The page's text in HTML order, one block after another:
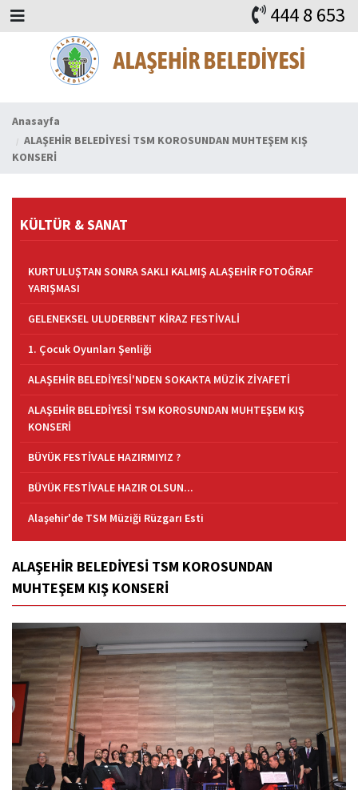
444 8 653
BAŞKAN
ALAŞEHİR
HABERLER
İHALELER
DUYURULAR
KURUMSAL
ALAŞEHİR
FAYDALI ADRESLER
iLETİŞİM
Anasayfa
ALAŞEHİR BELEDİYESİ TSM KOROSUNDAN MUHTEŞEM KIŞ
KONSERİ
KÜLTÜR & SANAT
KURTULUŞTAN SONRA SAKLI KALMIŞ ALAŞEHİR FOTOĞRAF
YARIŞMASI
GELENEKSEL ULUDERBENT KİRAZ FESTİVALİ
1. Çocuk Oyunları Şenliği
ALAŞEHİR BELEDİYESİ'NDEN SOKAKTA MÜZİK ZİYAFETİ
ALAŞEHİR BELEDİYESİ TSM KOROSUNDAN MUHTEŞEM KIŞ
KONSERİ
BÜYÜK FESTİVALE HAZIRMIYIZ ?
BÜYÜK FESTİVALE HAZIR OLSUN...
Alaşehir'de TSM Müziği Rüzgarı Esti
ALAŞEHİR BELEDİYESİ TSM KOROSUNDAN
MUHTEŞEM KIŞ KONSERİ